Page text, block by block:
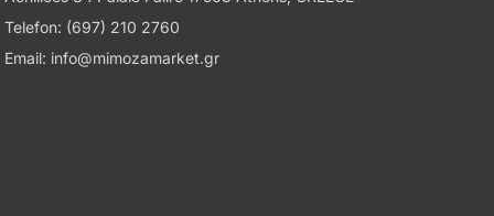
Telefon: (697) 210 2760
Email: info@mimozamarket.gr